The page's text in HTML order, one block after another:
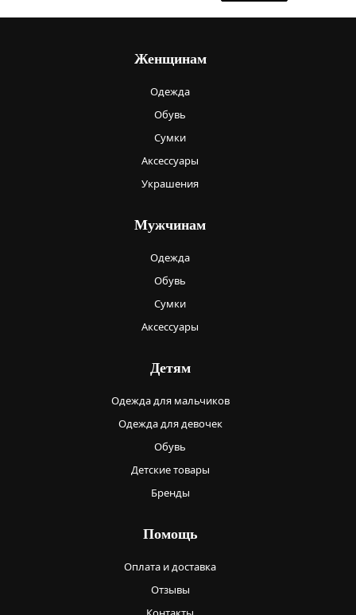
Женщинам
Одежда
Обувь
Сумки
Аксессуары
Украшения
Мужчинам
Одежда
Обувь
Сумки
Аксессуары
Детям
Одежда для мальчиков
Одежда для девочек
Обувь
Детские товары
Бренды
Помощь
Оплата и доставка
Отзывы